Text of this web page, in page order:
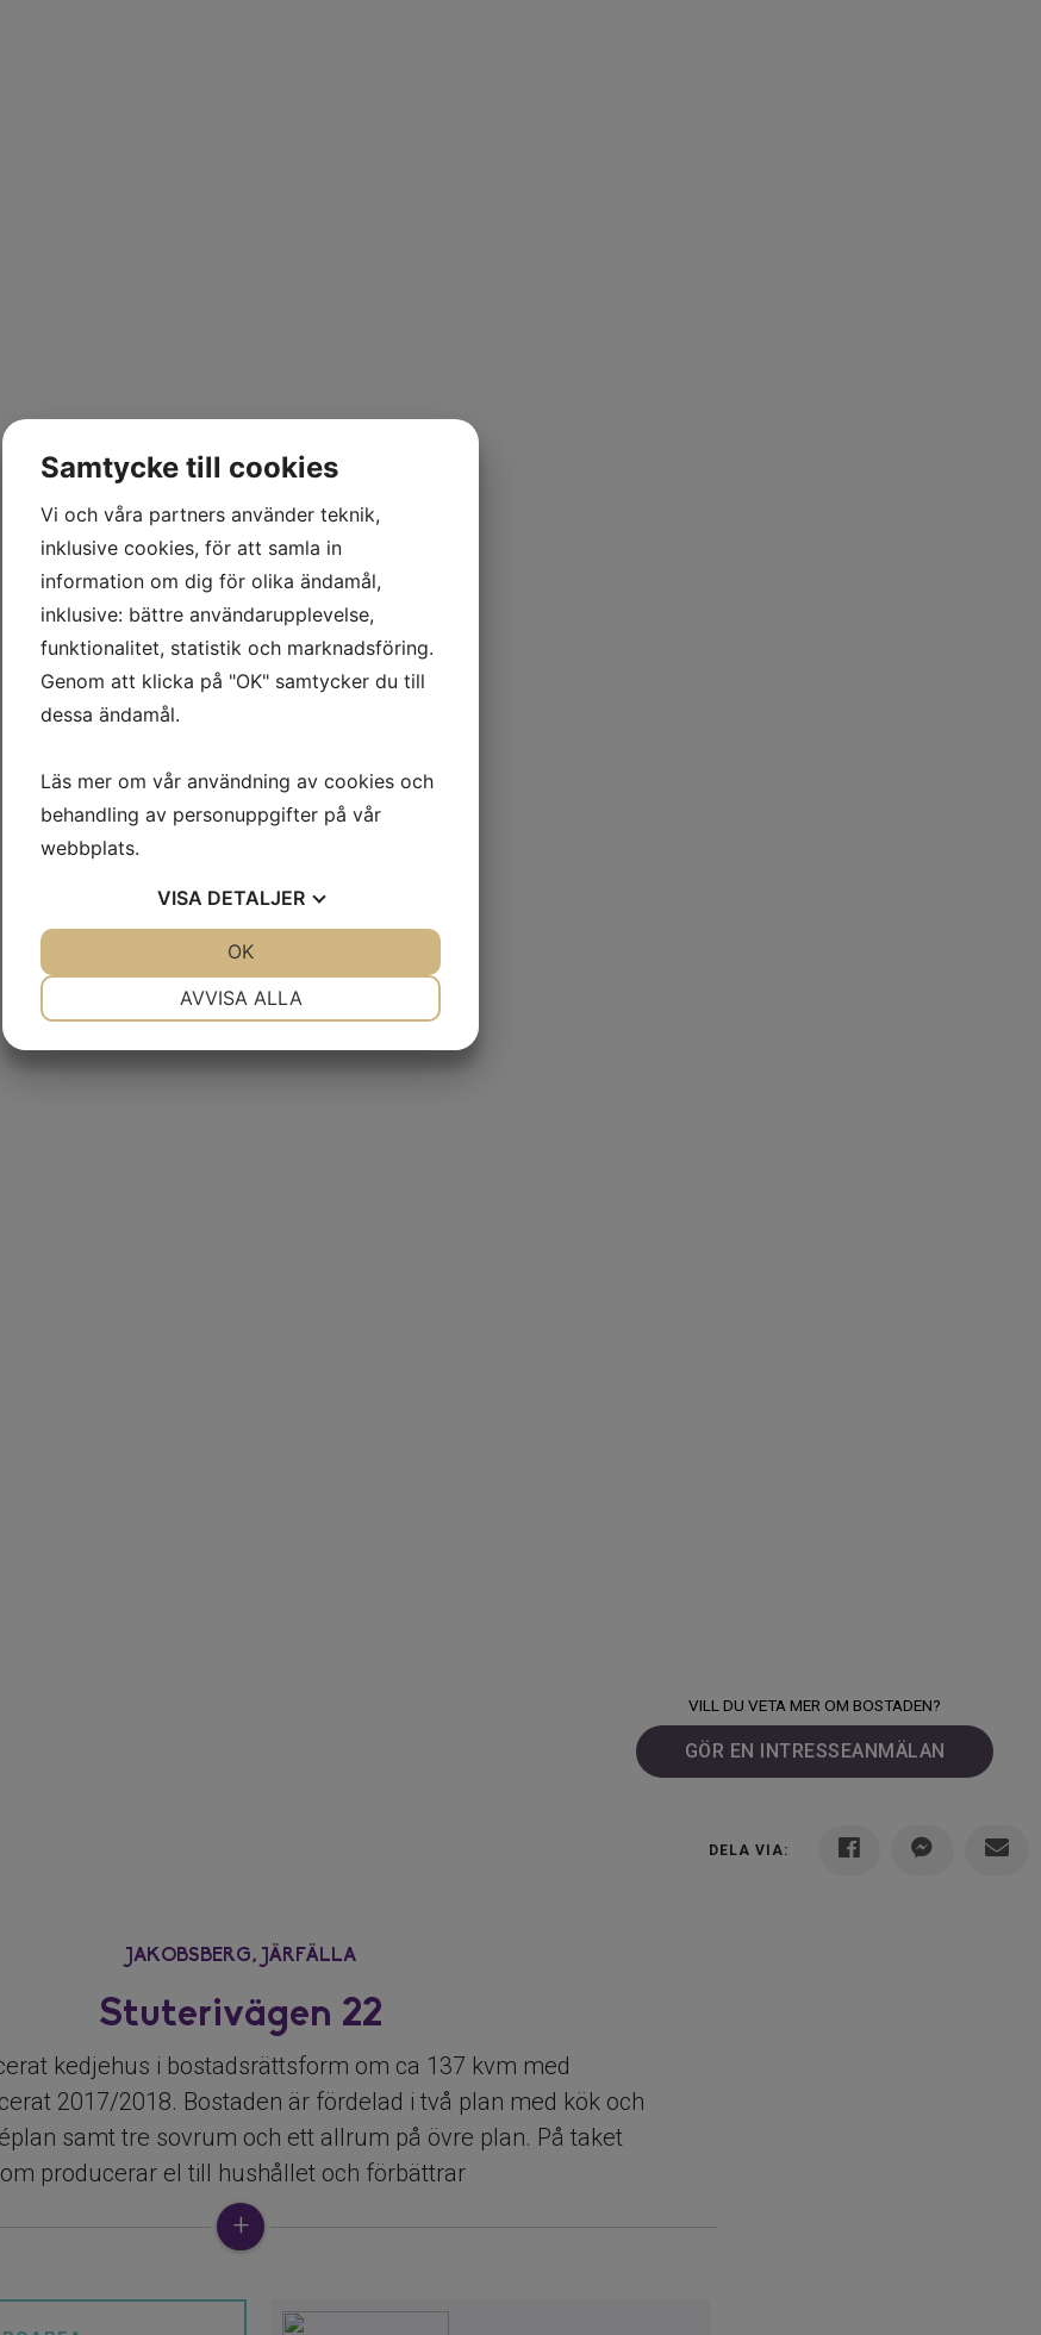
VILL DU VETA MER OM BOSTADEN?
GÖR EN INTRESSEANMÄLAN
DELA VIA:
JAKOBSBERG, JÄRFÄLLA
Stuterivägen 22
kedjehus i bostadsrättsform om ca 137 kvm med
2017/2018. Bostaden är fördelad i två plan med kök och
samt tre sovrum och ett allrum på övre plan. På taket
producerar el till hushållet och förbättrar
är i mycket gott skick, energieffektiv och har
och stilrena materialval.
den raka trappan som öppnar upp en central slits med
Samtycke till cookies
Vi och våra partners använder teknik,
inklusive cookies, för att samla in
information om dig för olika ändamål,
inklusive: bättre användarupplevelse,
funktionalitet, statistik och marknadsföring.
Genom att klicka på "OK" samtycker du till
dessa ändamål.
Läs mer om vår användning av cookies och
behandling av personuppgifter på vår
webbplats.
VISA DETALJER
AVVISA ALLA
OK